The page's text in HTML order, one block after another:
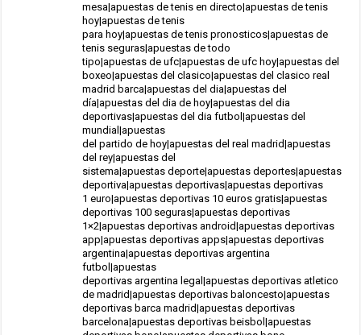
mesa|apuestas de tenis en directo|apuestas de tenis
hoy|apuestas de tenis
para hoy|apuestas de tenis pronosticos|apuestas de
tenis seguras|apuestas de todo
tipo|apuestas de ufc|apuestas de ufc hoy|apuestas del
boxeo|apuestas del clasico|apuestas del clasico real
madrid barca|apuestas del dia|apuestas del
día|apuestas del dia de hoy|apuestas del dia
deportivas|apuestas del dia futbol|apuestas del
mundial|apuestas
del partido de hoy|apuestas del real madrid|apuestas
del rey|apuestas del
sistema|apuestas deporte|apuestas deportes|apuestas
deportiva|apuestas deportivas|apuestas deportivas
1 euro|apuestas deportivas 10 euros gratis|apuestas
deportivas 100 seguras|apuestas deportivas
1×2|apuestas deportivas android|apuestas deportivas
app|apuestas deportivas apps|apuestas deportivas
argentina|apuestas deportivas argentina
futbol|apuestas
deportivas argentina legal|apuestas deportivas atletico
de madrid|apuestas deportivas baloncesto|apuestas
deportivas barca madrid|apuestas deportivas
barcelona|apuestas deportivas beisbol|apuestas